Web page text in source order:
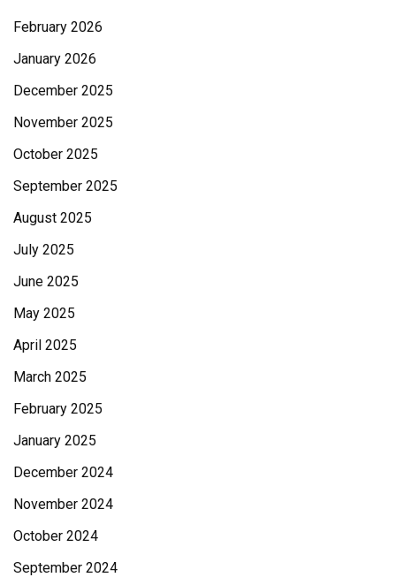
February 2026
January 2026
December 2025
November 2025
October 2025
September 2025
August 2025
July 2025
June 2025
May 2025
April 2025
March 2025
February 2025
January 2025
December 2024
November 2024
October 2024
September 2024